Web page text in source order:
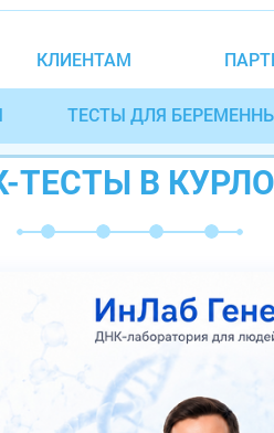
КЛИЕНТАМ
ТЕСТЫ ДЛЯ
ТЕСТЫ В